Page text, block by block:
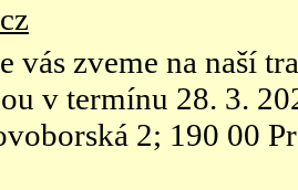
vás zveme na naší
v termínu 28. 3.
2; 190 00